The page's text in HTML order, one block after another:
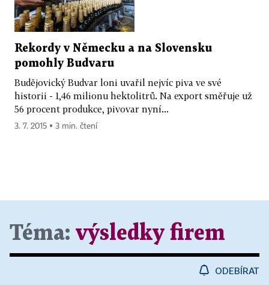
Rekordy v Německu a na Slovensku
pomohly Budvaru
Budějovický Budvar loni uvařil nejvíc piva ve své
historii - 1,46 milionu hektolitrů. Na export směřuje už
56 procent produkce, pivovar nyní...
3. 7. 2015 ▪ 3 min. čtení
Téma: výsledky firem
ODEBÍRAT